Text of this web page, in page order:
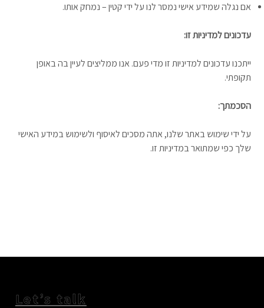
אם נגלה שמידע אישי נמסר לנו על ידי קטין – נמחק אותו.
עדכונים למדיניות זו:
ייתכנו עדכונים למדיניות זו מדי פעם. אנו ממליצים לעיין בה באופן
תקופתי.
הסכמתך:
על ידי שימוש באתר שלנו, אתה מסכים לאיסוף ולשימוש במידע האישי
שלך כפי שמתואר במדיניות זו.
Let’s talk